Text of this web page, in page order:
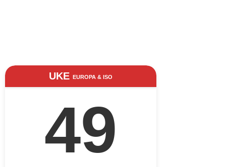
UKE EUROPA & ISO
49